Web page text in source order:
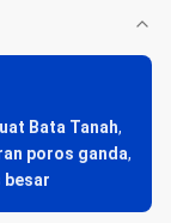
Bata Tanah,
poros ganda,
besar